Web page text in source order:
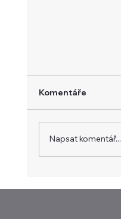
Komentáře
Napsat komentář...